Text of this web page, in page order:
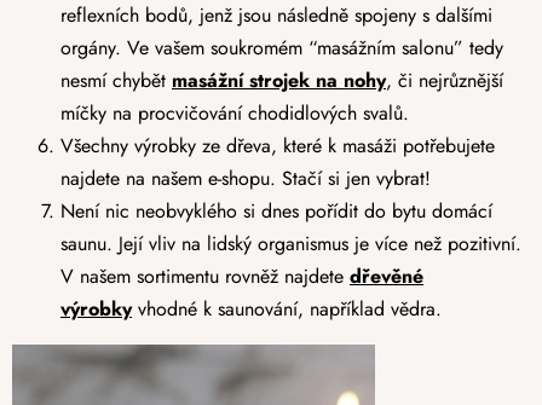
reflexních bodů, jenž jsou následně spojeny s dalšími
orgány. Ve vašem soukromém “masážním salonu” tedy
nesmí chybět masážní strojek na nohy, či nejrůznější
míčky na procvičování chodidlových svalů.
Všechny výrobky ze dřeva, které k masáži potřebujete
najdete na našem e-shopu. Stačí si jen vybrat!
Není nic neobvyklého si dnes pořídit do bytu domácí
saunu. Její vliv na lidský organismus je více než pozitivní.
V našem sortimentu rovněž najdete dřevěné
výrobky vhodné k saunování, například vědra.